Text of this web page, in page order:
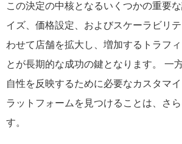
この決定の中核となるいくつかの重要
イズ、価格設定、およびスケーラビリ
わせて店舗を拡大し、増加するトラフ
とが長期的な成功の鍵となります。 一
自性を反映するために必要なカスタマ
ラットフォームを見つけることは、さ
す。